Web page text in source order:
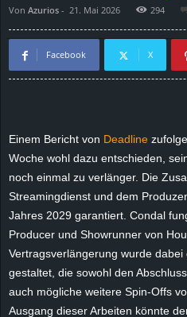
Von Azurios - 21. Mai 2026 294
Facebook X
Einem Bericht von Deadline
Woche wohl dazu entschieden,
noch einmal zu verlänger. Die
Streamingdienst und dem
Jahres 2029 garantiert. Condal
Producer und Showrunner von
Vertragsverlängerung wurde
gestaltet, die sowohl den
auch mögliche weitere Spin-Offs
Ausgang dieser Arbeiten könnte